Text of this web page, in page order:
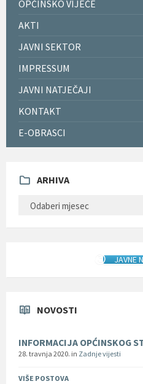
OPĆINSKO VIJEĆE
AKTI
JAVNI SEKTOR
IMPRESSUM
JAVNI NATJEČAJI
KONTAKT
E-OBRASCI
ARHIVA
JAVNE
NOVOSTI
INFORMACIJA OPĆINSKOG
28. travnja 2020. in Zadnje vijesti
VIŠE POSTOVA